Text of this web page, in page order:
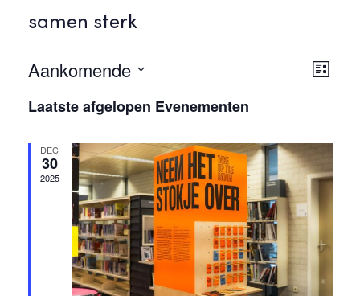
samen sterk
Lijst
Aankomende
een
Laatste afgelopen Evenementen
DEC
30
2025